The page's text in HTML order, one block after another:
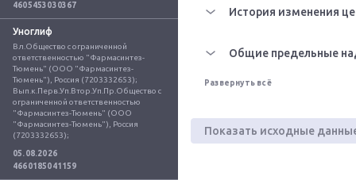
4605453030367
Уноглиф
Вл.Общество с ограниченной
ответственностью "Фармасинтез-
Тюмень" (ООО "Фармасинтез-
Тюмень"), Россия (7203332653);
Вып.к.Перв.Уп.Втор.Уп.Пр.Общество с
ограниченной ответственностью
"Фармасинтез-Тюмень" (ООО
"Фармасинтез-Тюмень"), Россия
(7203332653);
05.08.2026
4660185041159
История изменения
Общие предельные
Развернуть всё
Показать исходные